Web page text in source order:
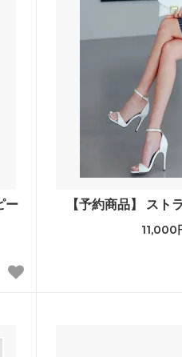
ー
【予約商品】 スト
11,000